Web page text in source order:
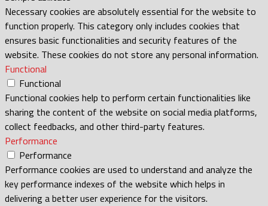
Necessary cookies are absolutely essential for the website to
function properly. This category only includes cookies that
ensures basic functionalities and security features of the
website. These cookies do not store any personal information.
Functional
Functional
Functional cookies help to perform certain functionalities like
sharing the content of the website on social media platforms,
collect feedbacks, and other third-party features.
Performance
Performance
Performance cookies are used to understand and analyze the
key performance indexes of the website which helps in
delivering a better user experience for the visitors.